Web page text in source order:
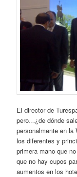
El director de
pero…¿de dónde
personalmente en
los diferentes y
primera mano que
que no hay cupos
aumentos en los